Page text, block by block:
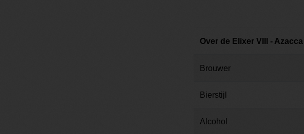
Over de Elixer VIII -
Brouwer
Bierstijl
Alcohol